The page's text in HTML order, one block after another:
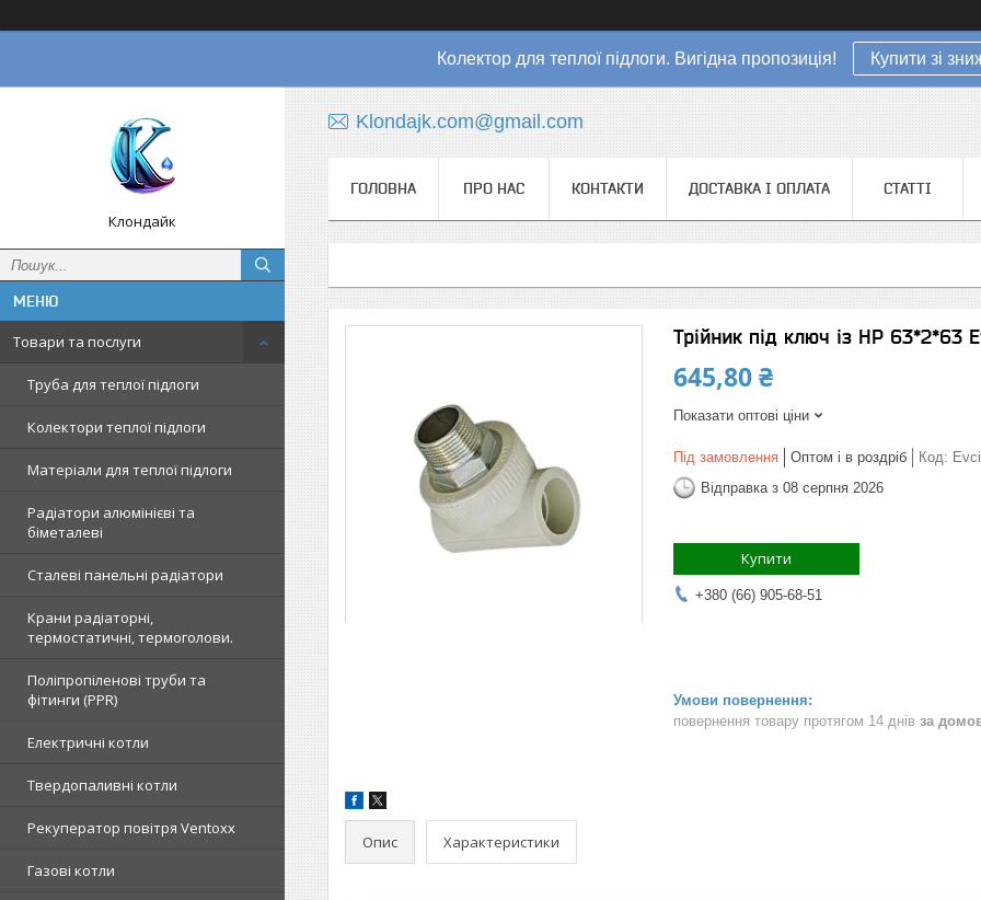
Колектор для теплої підлоги. Вигідна пропозиція! Купити зі
Клондайк
Товари та послуги
Труба для теплої підлоги
Колектори теплої підлоги
Матеріали для теплої підлоги
Радіатори алюмінієві та
біметалеві
Сталеві панельні радіатори
Крани радіаторні,
термостатичні, термоголови.
Поліпропіленові труби та
фітинги (PPR)
Електричні котли
Твердопаливні котли
Рекуператор повітря Ventoxx
Газові котли
Klondajk.com@gmail.com
ГОЛОВНА ПРО НАС КОНТАКТИ ДОСТАВКА І ОПЛАТА СТАТТІ
Трійник під ключ із НР 63*2*63
645,80 ₴
Показати оптові ціни
Під замовлення Оптом і в роздріб Код:
Відправка з 08 серпня 2026
Купити
+380 (66) 905-68-51
повернення товару протягом 14 днів за
Опис Характеристики